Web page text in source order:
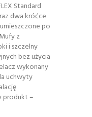
Standard
dwa króćce
po
z
i szczelny
bez użycia
wykonany
uchwyty
produkt –